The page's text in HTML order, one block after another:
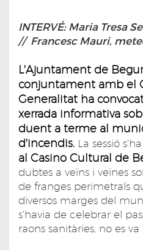
INTERVÉ: Maria Tresa
// Francesc Mauri,
L'Ajuntament de
conjuntament amb el
Generalitat ha
xerrada informativa
duent a terme al
d'incendis. La sessió
al Casino Cultural de
dubtes a veïns i veïnes
de franges perimetrals
diversos marges del
s'havia de celebrar el
raons sanitàries, no es